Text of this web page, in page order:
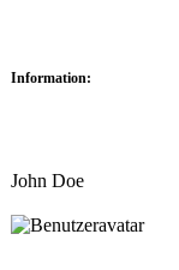
Information:
John Doe